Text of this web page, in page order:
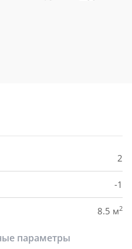
2
-1
8.5 м2
параметры